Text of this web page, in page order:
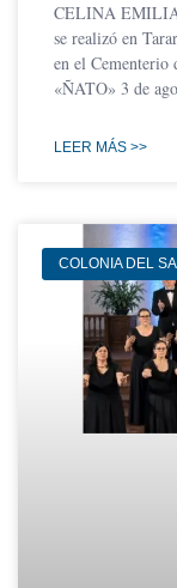
CELINA EMILIA
se realizó en
en el
«ÑATO» 3 de
LEER MÁS >>
COLONIA DEL